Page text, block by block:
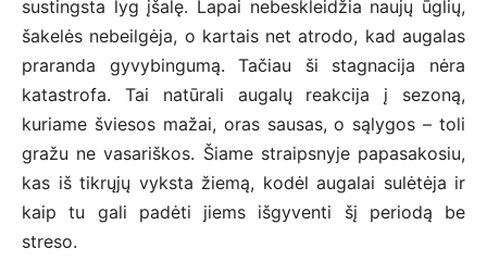
sustingsta lyg įšalę. Lapai nebeskleidžia naujų ūglių,
šakelės nebeilgėja, o kartais net atrodo, kad augalas
praranda gyvybingumą. Tačiau ši stagnacija nėra
katastrofa. Tai natūrali augalų reakcija į sezoną,
kuriame šviesos mažai, oras sausas, o sąlygos – toli
gražu ne vasariškos. Šiame straipsnyje papasakosiu,
kas iš tikrųjų vyksta žiemą, kodėl augalai sulėtėja ir
kaip tu gali padėti jiems išgyventi šį periodą be
streso.